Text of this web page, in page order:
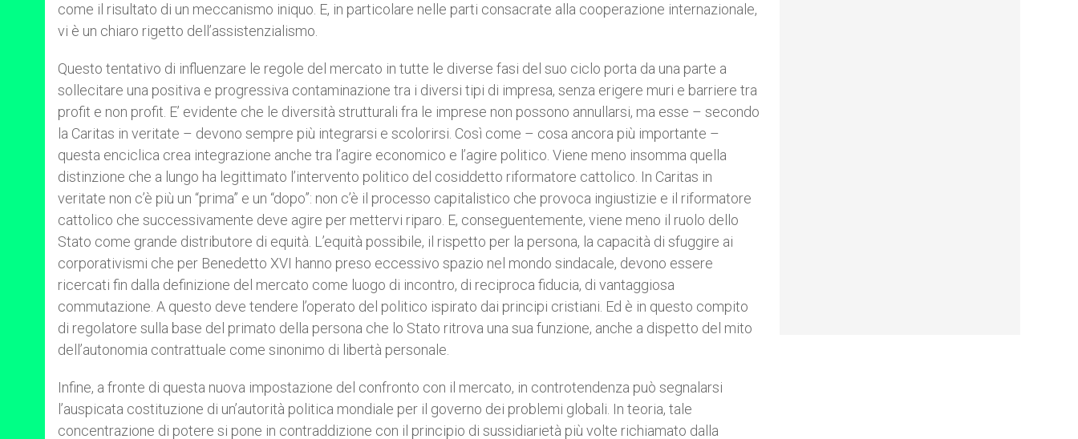
come il risultato di un meccanismo iniquo. E, in particolare nelle parti consacrate alla cooperazione internazionale,
vi è un chiaro rigetto dell’assistenzialismo.
Questo tentativo di influenzare le regole del mercato in tutte le diverse fasi del suo ciclo porta da una parte a
sollecitare una positiva e progressiva contaminazione tra i diversi tipi di impresa, senza erigere muri e barriere tra
profit e non profit. E’ evidente che le diversità strutturali fra le imprese non possono annullarsi, ma esse – secondo
la Caritas in veritate – devono sempre più integrarsi e scolorirsi. Così come – cosa ancora più importante –
questa enciclica crea integrazione anche tra l’agire economico e l’agire politico. Viene meno insomma quella
distinzione che a lungo ha legittimato l’intervento politico del cosiddetto riformatore cattolico. In Caritas in
veritate non c’è più un “prima” e un “dopo”: non c’è il processo capitalistico che provoca ingiustizie e il riformatore
cattolico che successivamente deve agire per mettervi riparo. E, conseguentemente, viene meno il ruolo dello
Stato come grande distributore di equità. L’equità possibile, il rispetto per la persona, la capacità di sfuggire ai
corporativismi che per Benedetto XVI hanno preso eccessivo spazio nel mondo sindacale, devono essere
ricercati fin dalla definizione del mercato come luogo di incontro, di reciproca fiducia, di vantaggiosa
commutazione. A questo deve tendere l’operato del politico ispirato dai principi cristiani. Ed è in questo compito
di regolatore sulla base del primato della persona che lo Stato ritrova una sua funzione, anche a dispetto del mito
dell’autonomia contrattuale come sinonimo di libertà personale.
Infine, a fronte di questa nuova impostazione del confronto con il mercato, in controtendenza può segnalarsi
l’auspicata costituzione di un’autorità politica mondiale per il governo dei problemi globali. In teoria, tale
concentrazione di potere si pone in contraddizione con il principio di sussidiarietà più volte richiamato dalla